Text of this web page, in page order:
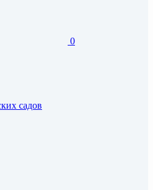
0
садов